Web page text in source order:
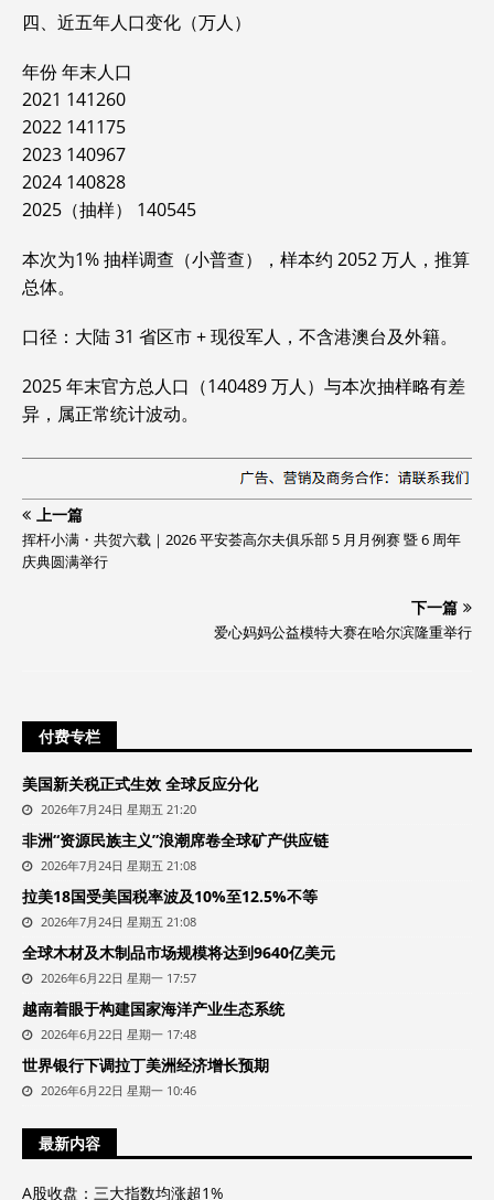
四、近五年人口变化（万人）
年份 年末人口
2021 141260
2022 141175
2023 140967
2024 140828
2025（抽样） 140545
本次为1% 抽样调查（小普查），样本约 2052 万人，推算
总体。
口径：大陆 31 省区市 + 现役军人，不含港澳台及外籍。
2025 年末官方总人口（140489 万人）与本次抽样略有差
异，属正常统计波动。
上一篇
挥杆小满・共贺六载｜2026 平安荟高尔夫俱乐部 5 月月例赛 暨 6 周年
庆典圆满举行
下一篇
爱心妈妈公益模特大赛在哈尔滨隆重举行
付费专栏
美国新关税正式生效 全球反应分化
2026年7月24日 星期五 21:20
非洲“资源民族主义”浪潮席卷全球矿产供应链
2026年7月24日 星期五 21:08
拉美18国受美国税率波及10%至12.5%不等
2026年7月24日 星期五 21:08
全球木材及木制品市场规模将达到9640亿美元
2026年6月22日 星期一 17:57
越南着眼于构建国家海洋产业生态系统
2026年6月22日 星期一 17:48
世界银行下调拉丁美洲经济增长预期
2026年6月22日 星期一 10:46
最新内容
A股收盘：三大指数均涨超1%